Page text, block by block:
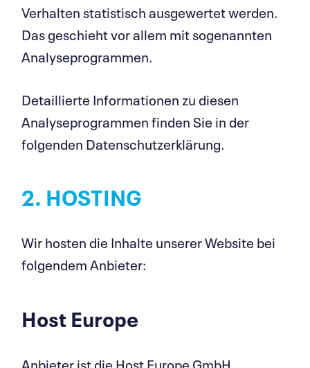
Verhalten statistisch ausgewertet werden.
Das geschieht vor allem mit sogenannten
Analyseprogrammen.
Detaillierte Informationen zu diesen
Analyseprogrammen finden Sie in der
folgenden Datenschutzerklärung.
2. HOSTING
Wir hosten die Inhalte unserer Website bei
folgendem Anbieter:
Host Europe
Anbieter ist die Host Europe GmbH,